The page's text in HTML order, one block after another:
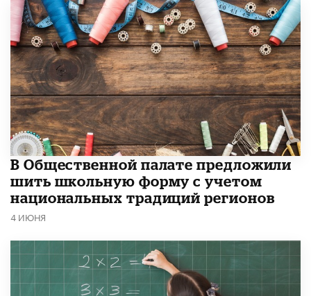
В Общественной палате предложили
шить школьную форму с учетом
национальных традиций регионов
4 ИЮНЯ